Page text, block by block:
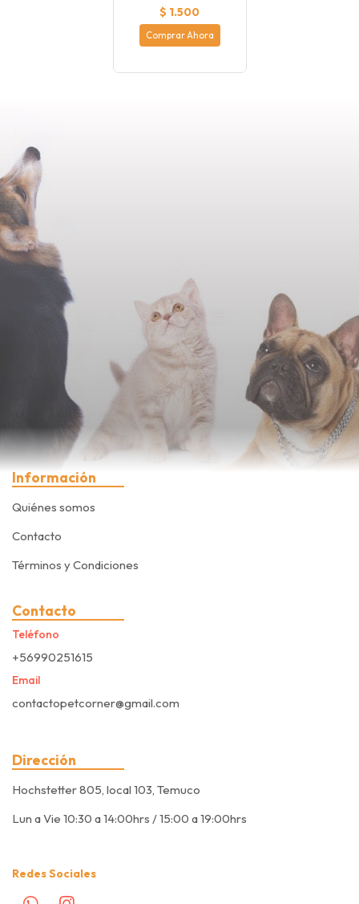
$ 1.500
Comprar Ahora
Información
Quiénes somos
Contacto
Términos y Condiciones
Contacto
Teléfono
+56990251615
Email
contactopetcorner@gmail.com
Dirección
Hochstetter 805, local 103, Temuco
Lun a Vie 10:30 a 14:00hrs / 15:00 a 19:00hrs
Redes Sociales